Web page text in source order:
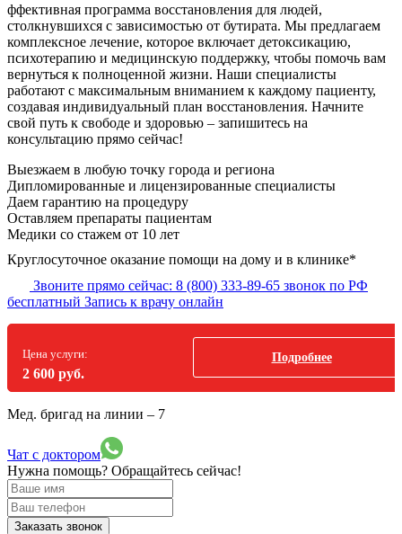
ффективная программа восстановления для людей,
столкнувшихся с зависимостью от бутирата. Мы предлагаем
комплексное лечение, которое включает детоксикацию,
психотерапию и медицинскую поддержку, чтобы помочь вам
вернуться к полноценной жизни. Наши специалисты
работают с максимальным вниманием к каждому пациенту,
создавая индивидуальный план восстановления. Начните
свой путь к свободе и здоровью – запишитесь на
консультацию прямо сейчас!
Выезжаем в любую точку города и региона
Дипломированные и лицензированные специалисты
Даем гарантию на процедуру
Оставляем препараты пациентам
Медики со стажем от 10 лет
Круглосуточное оказание помощи на дому и в клинике*
Звоните прямо сейчас: 8 (800) 333-89-65 звонок по РФ
бесплатный Запись к врачу онлайн
Цена услуги:
2 600 руб.
Подробнее
Мед. бригад на линии – 7
Чат с доктором
Нужна помощь? Обращайтесь сейчас!
Заказать звонок